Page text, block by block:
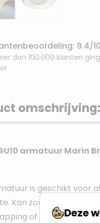
9.4/10
dan 100.000 klanten
omschrijving:
armatuur Marin
is geschikt voor
Kan zowel geplaatst
of carport. Dit
Deze